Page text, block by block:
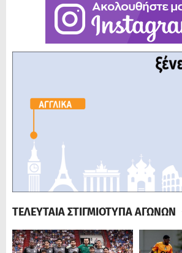
ΤΕΛΕΥΤΑΙΑ ΣΤΙΓΜΙΟΤΥΠΑ ΑΓΩΝΩΝ